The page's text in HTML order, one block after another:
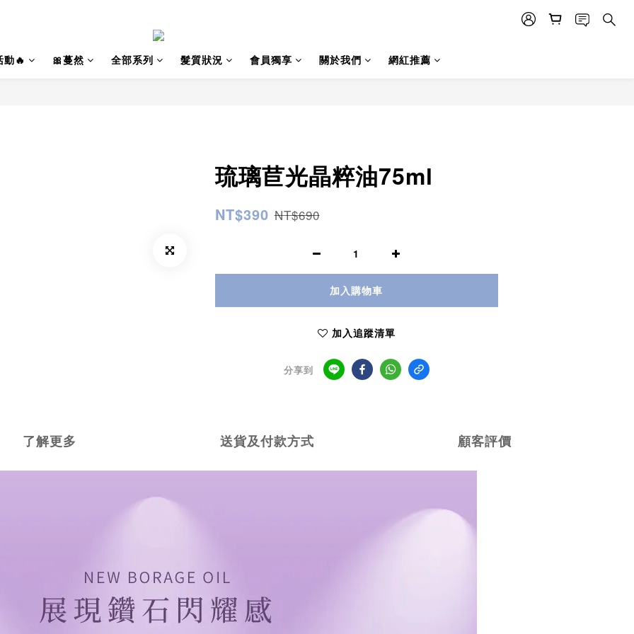
動🔥 🎀蔓然 全部系列 髮質狀況 會員獨享 關於我們 網紅推薦
琉璃苣光晶粹油75ml
NT$390 NT$690
加入購物車
加入追蹤清單
分享到
了解更多 送貨及付款方式 顧客評價